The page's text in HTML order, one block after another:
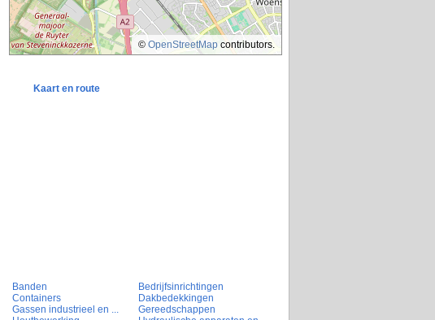
© OpenStreetMap contributors.
Kaart en route
Banden
Bedrijfsinrichtingen
Containers
Dakbedekkingen
Gassen industrieel en ...
Gereedschappen